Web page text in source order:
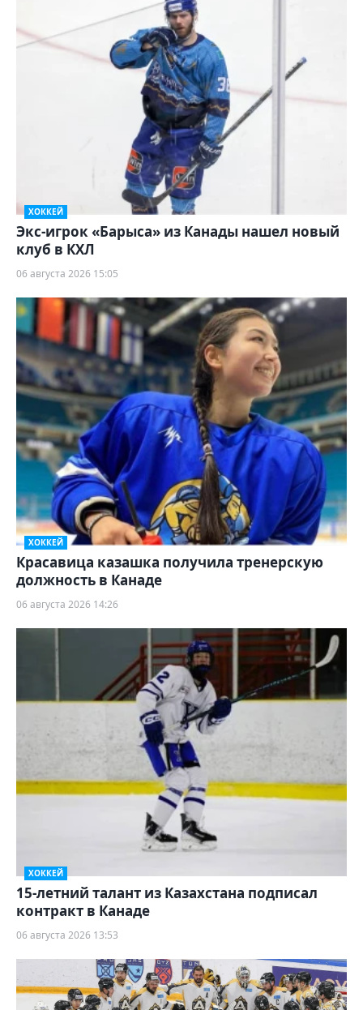
ХОККЕЙ
Экс-игрок «Барыса» из Канады нашел новый
клуб в КХЛ
06 августа 2026 15:05
ХОККЕЙ
Красавица казашка получила тренерскую
должность в Канаде
06 августа 2026 14:26
ХОККЕЙ
15-летний талант из Казахстана подписал
контракт в Канаде
06 августа 2026 13:53